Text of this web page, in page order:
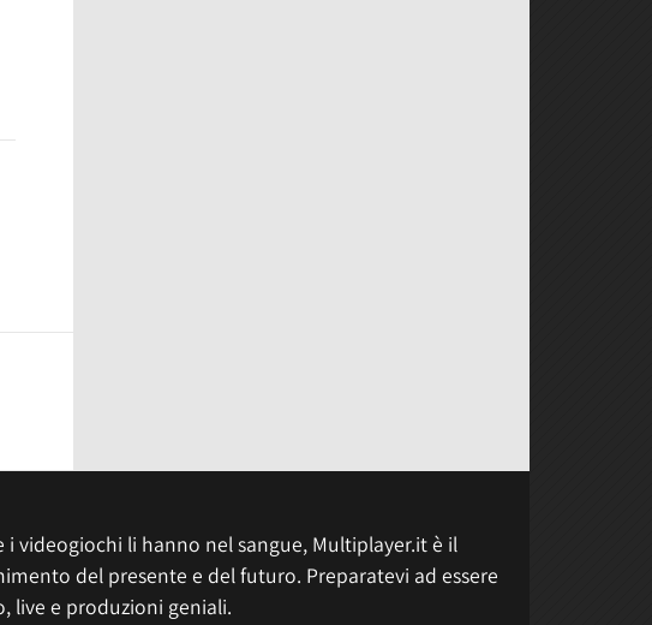
videogiochi li hanno nel sangue, Multiplayer.it è il
del presente e del futuro. Preparatevi ad essere
live e produzioni geniali.